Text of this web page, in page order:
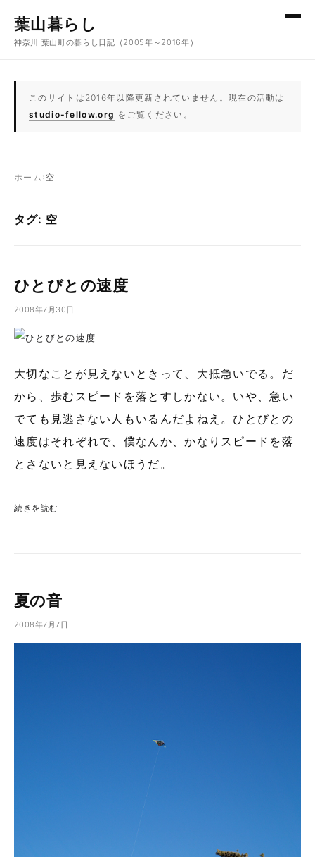
葉山暮らし
神奈川 葉山町の暮らし日記（2005年～2016年）
このサイトは2016年以降更新されていません。現在の活動は
studio-fellow.org をご覧ください。
ホーム › 空
タグ: 空
ひとびとの速度
2008年7月30日
大切なことが見えないときって、大抵急いでる。だ
から、歩むスピードを落とすしかない。いや、急い
でても見逃さない人もいるんだよねえ。ひとびとの
速度はそれぞれで、僕なんか、かなりスピードを落
とさないと見えないほうだ。
続きを読む
夏の音
2008年7月7日